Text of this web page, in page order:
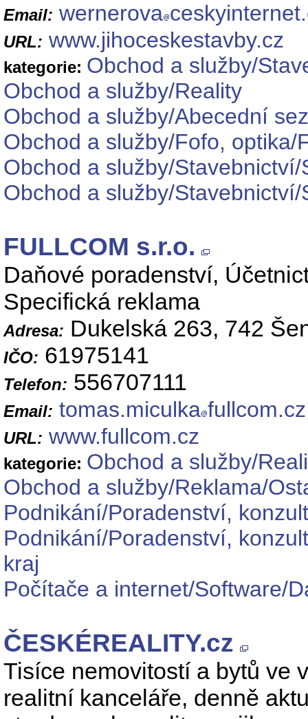
Email: wernerova
URL: www.jihoceskestavby.cz
kategorie: Obchod a služby/
Obchod a služby/Reality
Obchod a služby/Abecední
Obchod a služby/Fofo,
Obchod a služby/
Obchod a služby/
FULLCOM s.r.o.
Daňové poradenství,
Specifická reklama
Adresa: Dukelská 263, 742
IČO: 61975141
Telefon: 556707111
Email: tomas.miculka fullcom.cz
URL: www.fullcom.cz
kategorie: Obchod a služby/
Obchod a služby/Reklama/
Podnikání/Poradenství,
Podnikání/Poradenství,
kraj
Počítače a internet/Software/
ČESKÉREALITY.cz
Tisíce nemovitostí a bytů ve
realitní kanceláře, denně